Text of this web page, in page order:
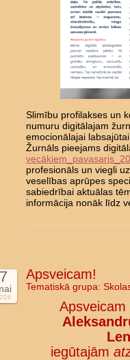
Slimību profilakses un
numuru digitālajam
emocionālajai
Žurnāls pieejams
profesionāls un viegli
veselības aprūpes
sabiedrībai aktuālas
informācija nonāk
7 Apsveicam!
Tematiskā grupa:
Apsveicam
iegūtajām